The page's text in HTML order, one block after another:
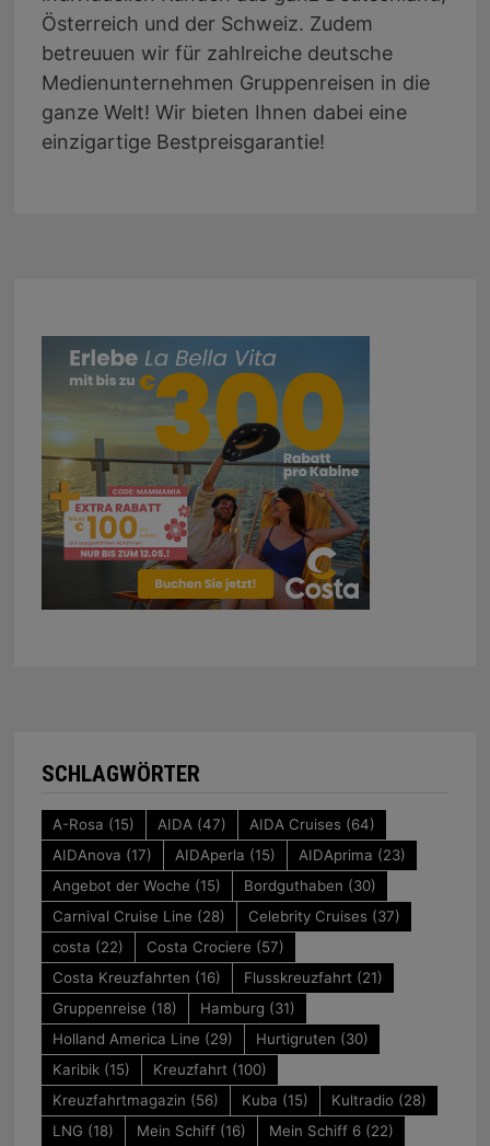
Österreich und der Schweiz. Zudem
betreuuen wir für zahlreiche deutsche
Medienunternehmen Gruppenreisen in die
ganze Welt! Wir bieten Ihnen dabei eine
einzigartige Bestpreisgarantie!
SCHLAGWÖRTER
A-Rosa (15) AIDA (47) AIDA Cruises (64)
AIDAnova (17) AIDAperla (15) AIDAprima (23)
Angebot der Woche (15) Bordguthaben (30)
Carnival Cruise Line (28) Celebrity Cruises (37)
costa (22) Costa Crociere (57)
Costa Kreuzfahrten (16) Flusskreuzfahrt (21)
Gruppenreise (18) Hamburg (31)
Holland America Line (29) Hurtigruten (30)
Karibik(15) Kreuzfahrt (100)
Kreuzfahrtmagazin (56) Kuba (15) Kultradio(28)
LNG (18) Mein Schiff(16) Mein Schiff 6(22)